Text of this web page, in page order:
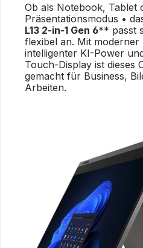
Ob als Notebook, Tablet
Präsentationsmodus •
L13 2-in-1 Gen 6** passt
flexibel an. Mit
intelligenter KI-Power
Touch-Display ist dieses
gemacht für Business,
Arbeiten.